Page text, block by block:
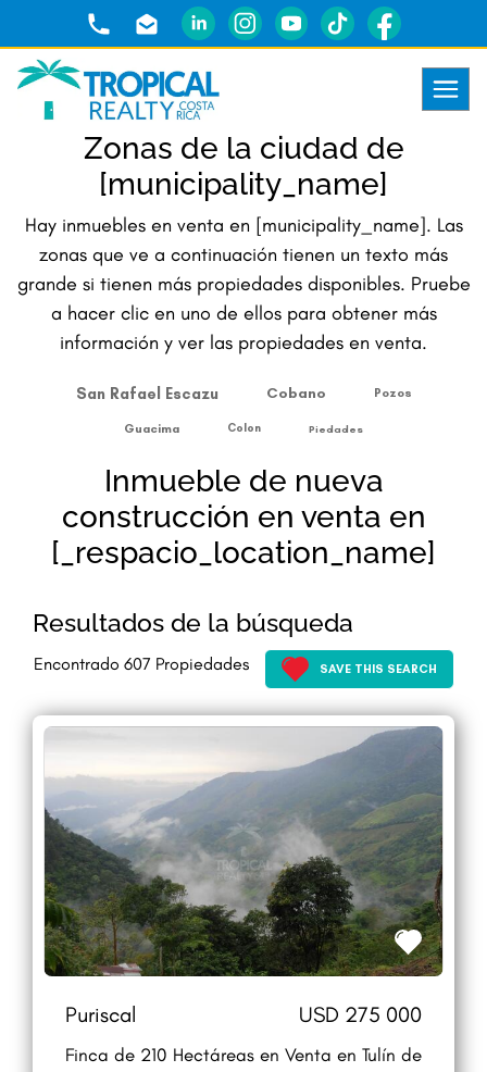
Zonas de la ciudad de
[municipality_name]
Hay inmuebles en venta en [municipality_name]. Las
zonas que ve a continuación tienen un texto más
grande si tienen más propiedades disponibles. Pruebe
a hacer clic en uno de ellos para obtener más
información y ver las propiedades en venta.
San Rafael Escazu Cobano Pozos
Guacima Colon Piedades
Inmueble de nueva
construcción en venta en
[_respacio_location_name]
Resultados de la búsqueda
Encontrado 607 Propiedades
Puriscal USD 275 000
Finca de 210 Hectáreas en Venta en Tulín de